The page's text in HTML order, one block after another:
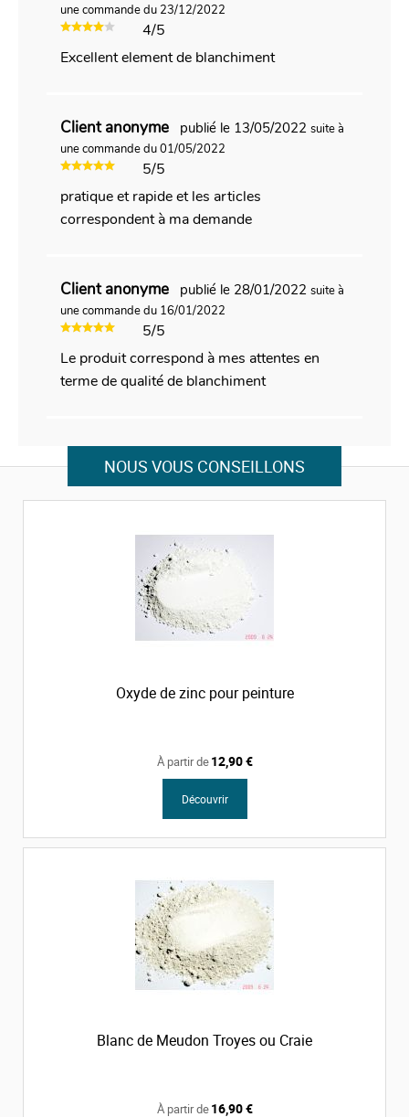
une commande du 23/12/2022
4/5
Excellent element de blanchiment
Client anonyme publié le 13/05/2022 suite à
une commande du 01/05/2022
5/5
pratique et rapide et les articles
correspondent à ma demande
Client anonyme publié le 28/01/2022 suite à
une commande du 16/01/2022
5/5
Le produit correspond à mes attentes en
terme de qualité de blanchiment
NOUS VOUS CONSEILLONS
Oxyde de zinc pour peinture
À partir de12,90 €
Découvrir
Blanc de Meudon Troyes ou Craie
À partir de16,90 €